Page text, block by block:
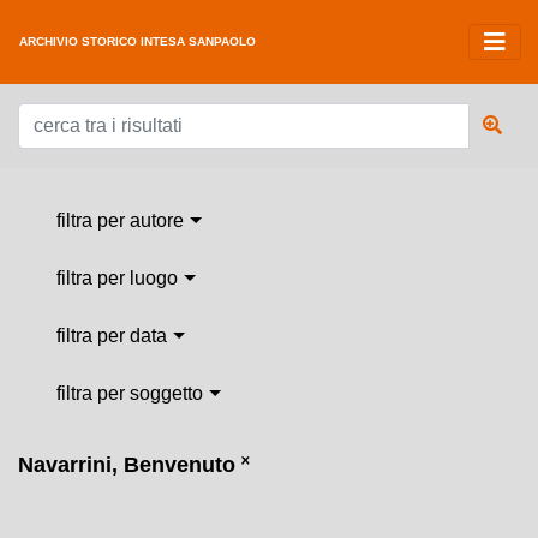
ARCHIVIO STORICO INTESA SANPAOLO
filtra per autore
filtra per luogo
filtra per data
filtra per soggetto
Navarrini, Benvenuto ˟